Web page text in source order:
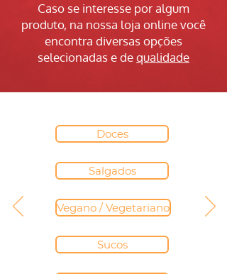
Caso se interesse por algum
produto, na nossa loja online você
encontra diversas opções
selecionadas e dequalidade
Doces
Salgados
Vegano / Vegetariano
Sucos